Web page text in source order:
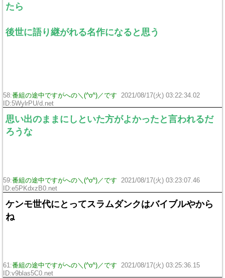
たら
後世に語り継がれる名作になると思う
58:番組の途中ですがへの＼(^o^)／です
2021/08/17(火) 03:22:34.02
ID:5WylrPU/d.net
思い出のままにしといた方がよかったと言われるだ
ろうな
59:番組の途中ですがへの＼(^o^)／です
2021/08/17(火) 03:23:07.46
ID:e5PKdxzB0.net
ケンモ世代にとってスラムダンクはバイブルやから
ね
61:番組の途中ですがへの＼(^o^)／です
2021/08/17(火) 03:25:36.15
ID:v9blas5C0.net